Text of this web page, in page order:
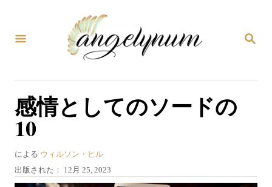
検
感情としてのソードの
10
による 著
者
ウィルソン・ヒル
投
稿
出版された： 12月 25, 2023